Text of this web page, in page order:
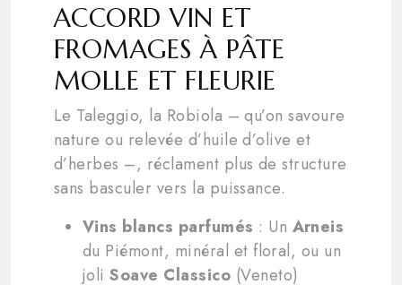
ACCORD VIN ET
FROMAGES À PÂTE
MOLLE ET FLEURIE
Le Taleggio, la Robiola – qu’on savoure
nature ou relevée d’huile d’olive et
d’herbes –, réclament plus de structure
sans basculer vers la puissance.
Vins blancs parfumés : Un Arneis
du Piémont, minéral et floral, ou un
joliSoave Classico (Veneto)